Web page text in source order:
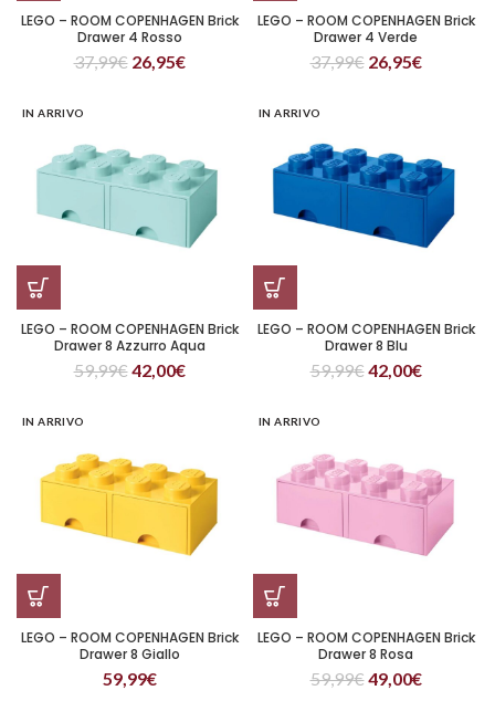
LEGO – ROOM COPENHAGEN Brick
Drawer 4 Rosso
37,99€ 26,95€
LEGO – ROOM COPENHAGEN Brick
Drawer 4 Verde
37,99€ 26,95€
IN ARRIVO
LEGO – ROOM COPENHAGEN Brick
Drawer 8 Azzurro Aqua
59,99€42,00€
IN ARRIVO
LEGO – ROOM COPENHAGEN Brick
Drawer 8 Blu
59,99€42,00€
IN ARRIVO
LEGO – ROOM COPENHAGEN Brick
Drawer 8 Giallo
59,99€
IN ARRIVO
LEGO – ROOM COPENHAGEN Brick
Drawer 8 Rosa
59,99€49,00€